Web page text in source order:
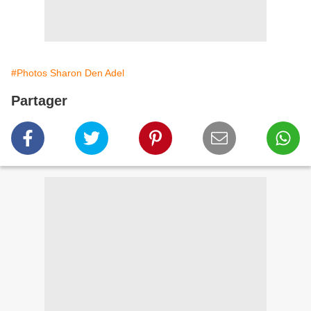
#Photos Sharon Den Adel
Partager